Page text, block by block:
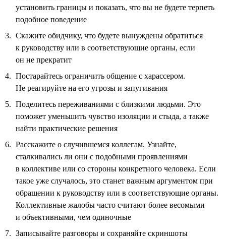
установить границы и показать, что вы не будете терпеть
подобное поведение
Скажите обидчику, что будете вынуждены обратиться
к руководству или в соответствующие органы, если
он не прекратит
Постарайтесь ограничить общение с харассером.
Не реагируйте на его угрозы и запугивания
Поделитесь переживаниями с близкими людьми. Это
поможет уменьшить чувство изоляции и стыда, а также
найти практические решения
Расскажите о случившемся коллегам. Узнайте,
сталкивались ли они с подобными проявлениями
в коллективе или со стороны конкретного человека. Если
такое уже случалось, это станет важным аргументом при
обращении к руководству или в соответствующие органы.
Коллективные жалобы часто считают более весомыми
и объективными, чем одиночные
Записывайте разговоры и сохраняйте скриншоты